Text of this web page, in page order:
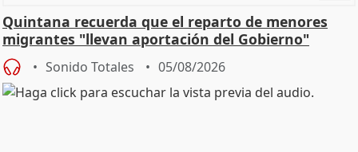
Quintana recuerda que el reparto de menores
migrantes "llevan aportación del Gobierno"
central
Sonido Totales 05/08/2026